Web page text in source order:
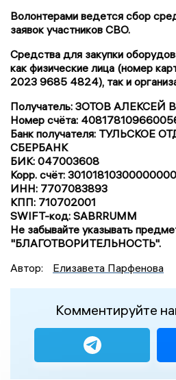
Волонтерами ведется сбор
заявок участников СВО.
Средства для закупки
как физические лица (номер
2023 9685 4824), так и
Получатель: ЗОТОВ
Номер счёта:
Банк получателя: ТУЛЬСКОЕ
СБЕРБАНК
БИК: 047003608
Корр. счёт:
ИНН: 7707083893
КПП: 710702001
SWIFT-код: SABRRUMM
Не забывайте указывать
"БЛАГОТВОРИТЕЛЬНОСТЬ".
Автор:
Елизавета Парфенова
Комментируйте